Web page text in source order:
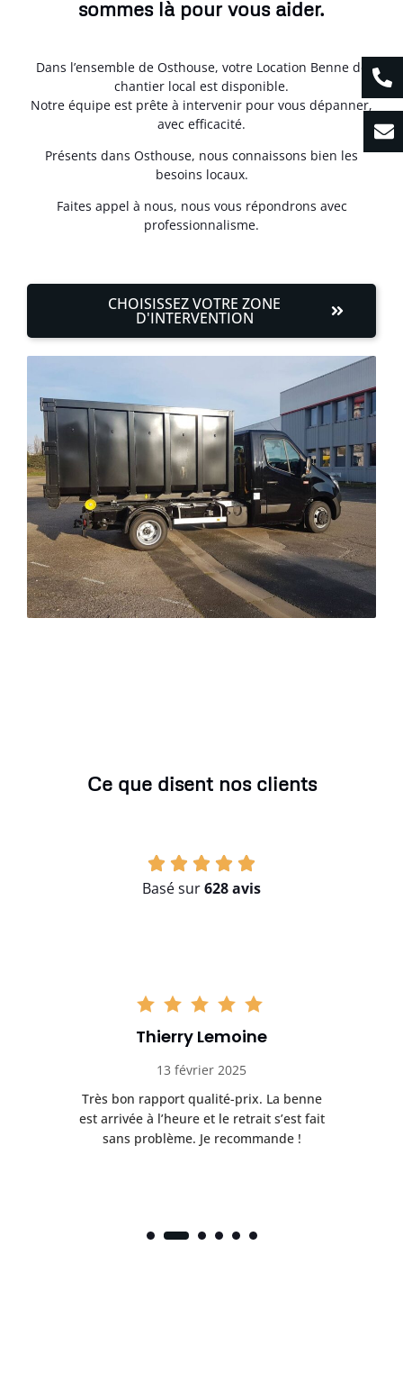
sommes là pour vous aider.
Dans l’ensemble de Osthouse, votre Location Benne de
chantier local est disponible.
Notre équipe est prête à intervenir pour vous dépanner,
avec efficacité.
Présents dans Osthouse, nous connaissons bien les
besoins locaux.
Faites appel à nous, nous vous répondrons avec
professionnalisme.
CHOISISSEZ VOTRE ZONE
D'INTERVENTION
Ce que disent nos clients
Basé sur628 avis
Thierry Lemoine
13 février 2025
Très bon rapport qualité-prix. La benne
est arrivée à l’heure et le retrait s’est fait
sans problème. Je recommande !